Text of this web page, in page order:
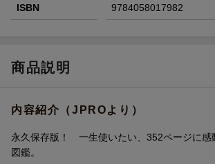
ISBN 9784058017982
商品説明
内容紹介（JPROより）
永久保存版！ 一生使いたい、352ページに感
図鑑。